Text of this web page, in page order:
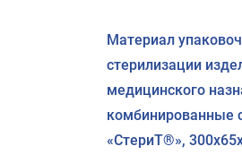
Материал
стерилизации
медицинского
комбинированные
«СтериТ®»,